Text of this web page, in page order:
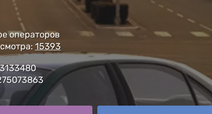
операторов
15393